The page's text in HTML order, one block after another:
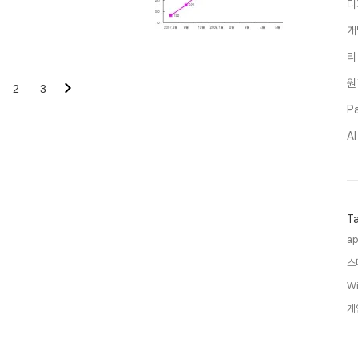
578만9448명으로 기록
17만명 정도로..
2 3
스
게